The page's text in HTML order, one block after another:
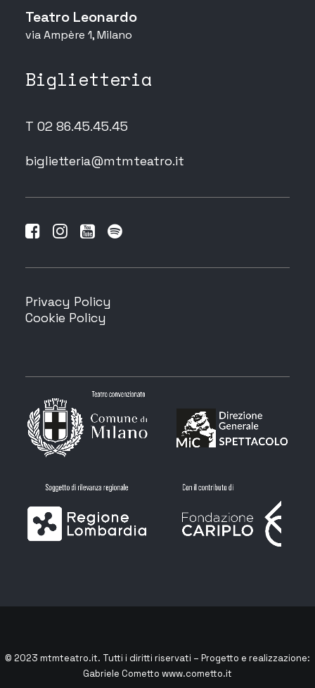
Teatro Leonardo
via Ampère 1, Milano
Biglietteria
T 02 86.45.45.45
biglietteria@mtmteatro.it
Privacy Policy
Cookie Policy
© 2023 mtmteatro.it. Tutti i diritti riservati – Progetto e realizzazione:
Gabriele Cometto www.cometto.it